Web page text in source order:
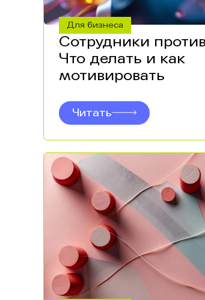
Для бизнеса
Сотрудники
Что делать и как
мотивировать
Читать